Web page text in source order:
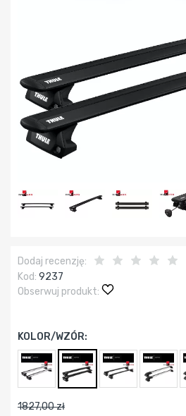
Dodaj recenzję:
Kod: 9237
Obserwuj produkt:
KOLOR/WZÓR:
1827,00 zł